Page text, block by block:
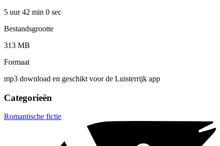
5 uur 42 min 0 sec
Bestandsgrootte
313 MB
Formaat
mp3 download en geschikt voor de Luisterrijk app
Categorieën
Romantische fictie